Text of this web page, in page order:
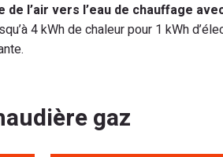
l’air vers l’eau de chauffage
4 kWh de chaleur pour 1 kWh
gaz